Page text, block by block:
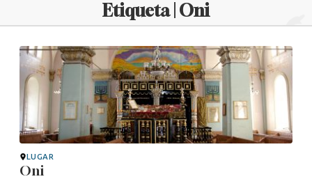
Etiqueta | Oni
LUGAR
Oni